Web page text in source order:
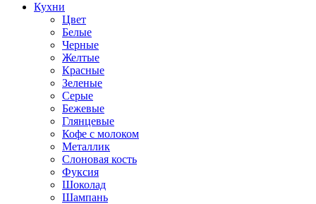
Кухни
Цвет
Белые
Черные
Желтые
Красные
Зеленые
Серые
Бежевые
Глянцевые
Кофе с молоком
Металлик
Слоновая кость
Фуксия
Шоколад
Шампань